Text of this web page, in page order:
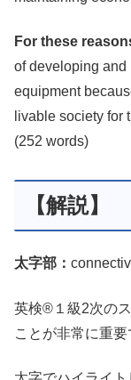
For these
of developing and
equipment
livable society for
(252 words)
【解説】
太字部：
英検®１級2次の
ことが非常に重要